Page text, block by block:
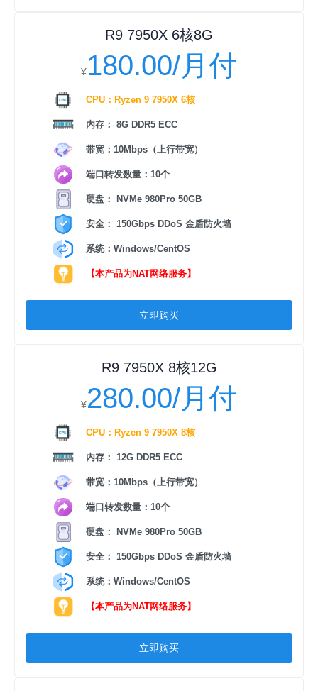
R9 7950X 6核8G
¥180.00/月付
CPU：Ryzen 9 7950X 6核
内存： 8G DDR5 ECC
带宽：10Mbps（上行带宽）
端口转发数量：10个
硬盘： NVMe 980Pro 50GB
安全： 150Gbps DDoS 金盾防火墙
系统：Windows/CentOS
【本产品为NAT网络服务】
立即购买
R9 7950X 8核12G
¥280.00/月付
CPU：Ryzen 9 7950X 8核
内存： 12G DDR5 ECC
带宽：10Mbps（上行带宽）
端口转发数量：10个
硬盘： NVMe 980Pro 50GB
安全： 150Gbps DDoS 金盾防火墙
系统：Windows/CentOS
【本产品为NAT网络服务】
立即购买